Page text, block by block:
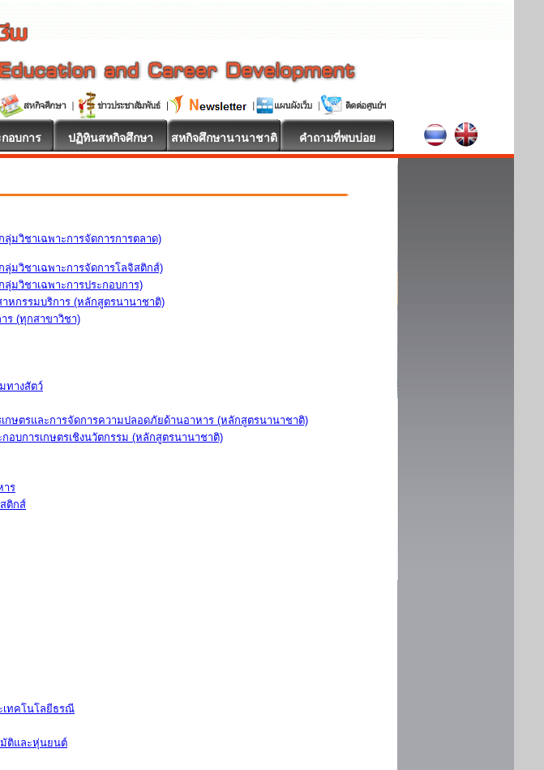
อบการ ปฏิทินสหกิจศึกษา สหกิจศึกษานานาชาติ คำถามที่พบบ่อย
มวิชาเฉพาะการจัดการการตลาด)
มวิชาเฉพาะการจัดการโลจิสติกส์)
มวิชาเฉพาะการประกอบการ)
หกรรมบริการ (หลักสูตรนานาชาติ)
ร (ทุกสาขาวิชา)
ทางสัตว์
กษตรและการจัดการความปลอดภัยด้านอาหาร (หลักสูตรนานาชาติ)
บการเกษตรเชิงนวัตกรรม (หลักสูตรนานาชาติ)
าร
ติกส์
เทคโนโลยีธรณี
มัติและหุ่นยนต์